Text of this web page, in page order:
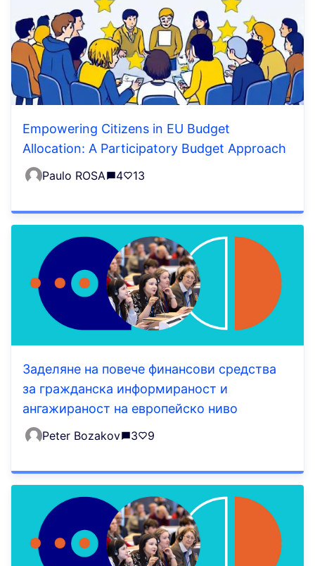
Empowering Citizens in EU Budget
Allocation: A Participatory Budget Approach
Paulo ROSA 4 13
Заделяне на повече финансови средства
за гражданска информираност и
ангажираност на европейско ниво
Peter Bozakov 3 9